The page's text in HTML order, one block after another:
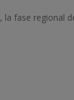
, la fase regional